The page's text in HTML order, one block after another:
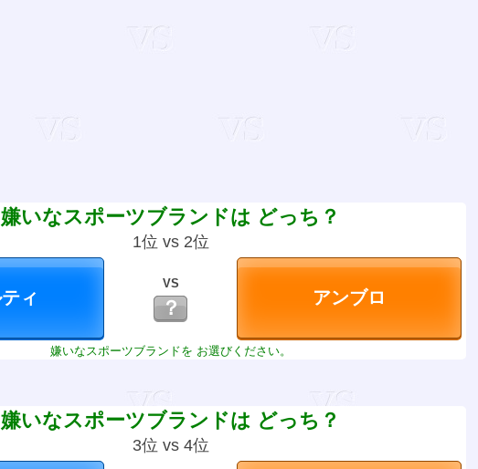
嫌いなスポーツブランドは どっち？
1位 vs 2位
VS
？
嫌いなスポーツブランドを お選びください。
嫌いなスポーツブランドは どっち？
3位 vs 4位